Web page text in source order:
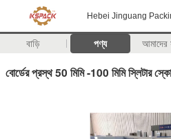
Hebei Jinguang
বাড়ি পণ্য আমাদের
বোর্ডের প্রস্থ 50 মিমি -100 মিমি স্লিটার